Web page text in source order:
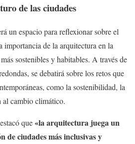
de las ciudades
un espacio para reflexionar sobre el
importancia de la arquitectura en la
sostenibles y habitables. A través de
se debatirá sobre los retos que
como la sostenibilidad, la
cambio climático.
que«la arquitectura juega un
de ciudades más inclusivas y